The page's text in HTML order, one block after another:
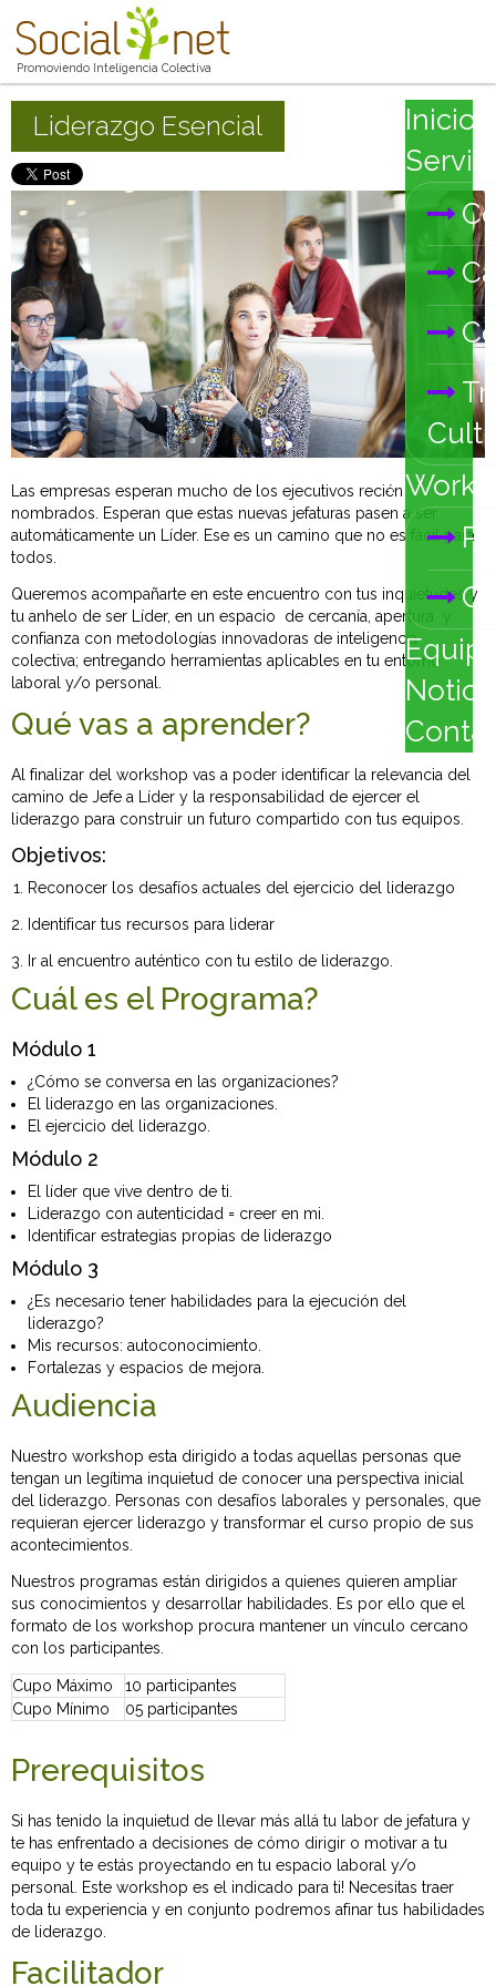
Promoviendo Inteligencia Colectiva
Inicio
Liderazgo Esencial
Las empresas esperan mucho de los ejecutivos recién
nombrados. Esperan que estas nuevas jefaturas pasen a ser
automáticamente un Líder. Ese es un camino que no es fácil para
todos.
Queremos acompañarte en este encuentro con tus inquietudes y
tu anhelo de ser Líder, en un espacio de cercanía, apertura y
confianza con metodologías innovadoras de inteligencia
colectiva; entregando herramientas aplicables en tu entorno
laboral y/o personal.
Qué vas a aprender?
Al finalizar del workshop vas a poder identificar la relevancia del
camino de Jefe a Líder y la responsabilidad de ejercer el
liderazgo para construir un futuro compartido con tus equipos.
Objetivos:
Reconocer los desafíos actuales del ejercicio del liderazgo
Identificar tus recursos para liderar
Ir al encuentro auténtico con tu estilo de liderazgo.
Cuál es el Programa?
Módulo 1
¿Cómo se conversa en las organizaciones?
El liderazgo en las organizaciones.
El ejercicio del liderazgo.
Módulo 2
El líder que vive dentro de ti.
Liderazgo con autenticidad = creer en mi.
Identificar estrategias propias de liderazgo
Módulo 3
¿Es necesario tener habilidades para la ejecución del
liderazgo?
Mis recursos: autoconocimiento.
Fortalezas y espacios de mejora.
Audiencia
Nuestro workshop esta dirigido a todas aquellas personas que
tengan un legítima inquietud de conocer una perspectiva inicial
del liderazgo. Personas con desafíos laborales y personales, que
requieran ejercer liderazgo y transformar el curso propio de sus
acontecimientos.
Nuestros programas están dirigidos a quienes quieren ampliar
sus conocimientos y desarrollar habilidades. Es por ello que el
formato de los workshop procura mantener un vínculo cercano
con los participantes.
Cupo Máximo
10 participantes
Cupo Mínimo
05 participantes
Prerequisitos
Si has tenido la inquietud de llevar más allá tu labor de jefatura y
te has enfrentado a decisiones de cómo dirigir o motivar a tu
equipo y te estás proyectando en tu espacio laboral y/o
personal. Este workshop es el indicado para ti! Necesitas traer
toda tu experiencia y en conjunto podremos afinar tus habilidades
de liderazgo.
Facilitador